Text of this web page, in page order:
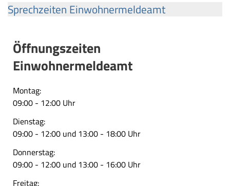
Sprechzeiten Einwohnermeldeamt
Öffnungszeiten
Einwohnermeldeamt
Montag:
09:00 - 12:00 Uhr
Dienstag:
09:00 - 12:00 und 13:00 - 18:00 Uhr
Donnerstag:
09:00 - 12:00 und 13:00 - 16:00 Uhr
Freitag: